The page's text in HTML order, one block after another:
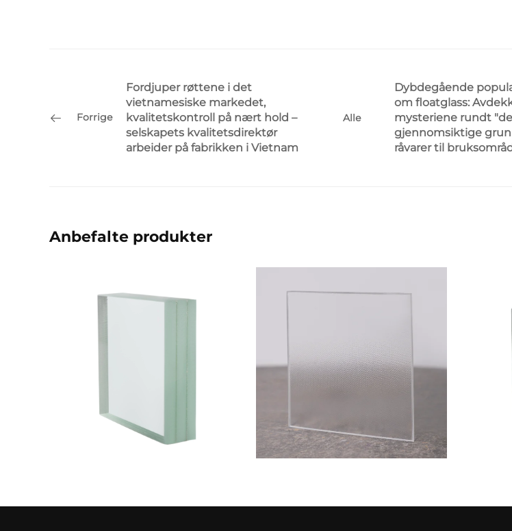
Forrige
Fordjuper røttene i det
vietnamesiske markedet,
kvalitetskontroll på nært hold –
selskapets kvalitetsdirektør
arbeider på fabrikken i Vietnam
Alle
Dybdegående
om floatglass:
mysteriene rundt
gjennomsiktige
råvarer til
Anbefalte produkter